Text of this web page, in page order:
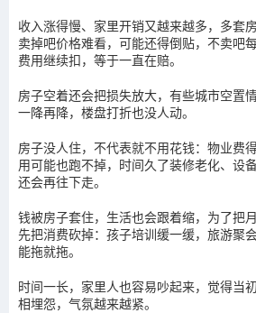
收入涨得慢、家里开销又越来越多，多套
卖掉吧价格难看，可能还得倒贴，不卖吧
费用继续扣，等于一直在赔。
房子空着还会把损失放大，有些城市空置
一降再降，楼盘打折也没人动。
房子没人住，不代表就不用花钱：物业费
用可能也跑不掉，时间久了装修老化、设
还会再往下走。
钱被房子套住，生活也会跟着缩，为了把
先把消费砍掉：孩子培训缓一缓，旅游聚
能拖就拖。
时间一长，家里人也容易吵起来，觉得当
相埋怨，气氛越来越紧。